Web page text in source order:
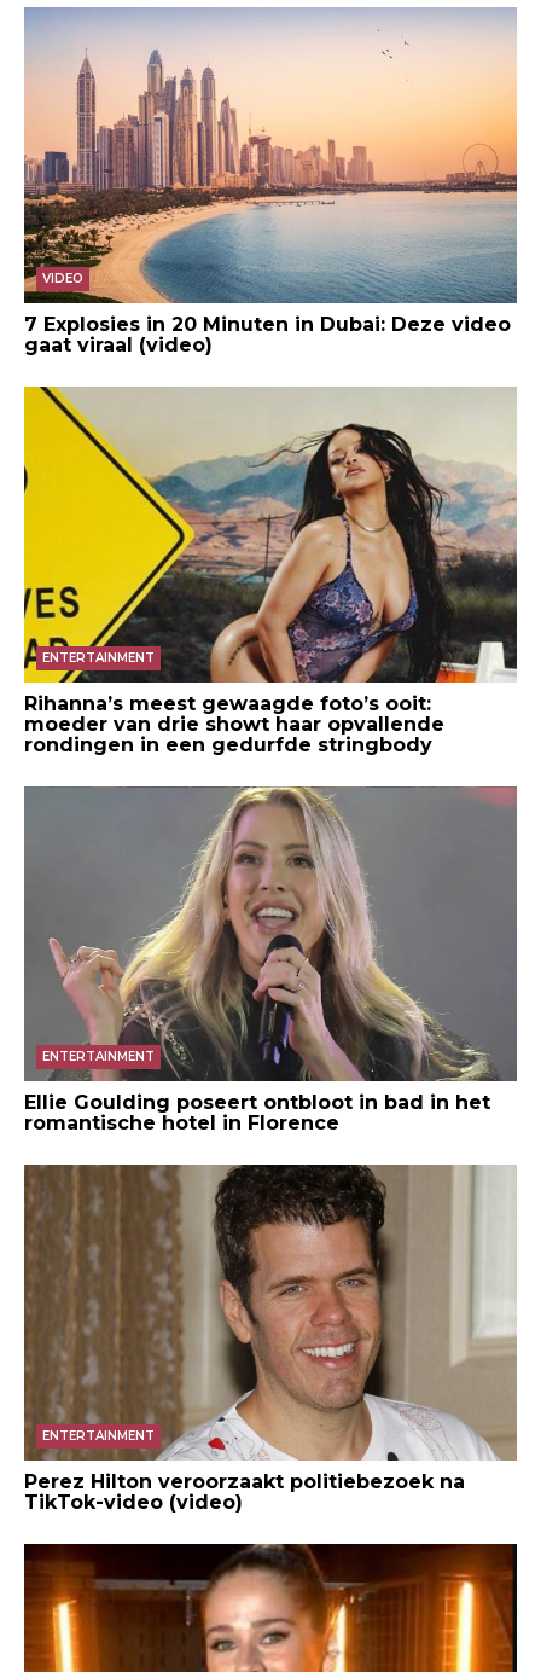
VIDEO
7 Explosies in 20 Minuten in Dubai: Deze video
gaat viraal (video)
ENTERTAINMENT
Rihanna’s meest gewaagde foto’s ooit:
moeder van drie showt haar opvallende
rondingen in een gedurfde stringbody
ENTERTAINMENT
Ellie Goulding poseert ontbloot in bad in het
romantische hotel in Florence
ENTERTAINMENT
Perez Hilton veroorzaakt politiebezoek na
TikTok-video (video)